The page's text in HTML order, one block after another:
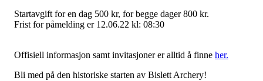
Startavgift for en dag 500 kr, for begge dager 800 kr.
Frist for påmelding er 12.06.22 kl: 08:30
Offisiell informasjon samt invitasjoner er alltid å finne her.
Bli med på den historiske starten av Bislett Archery!